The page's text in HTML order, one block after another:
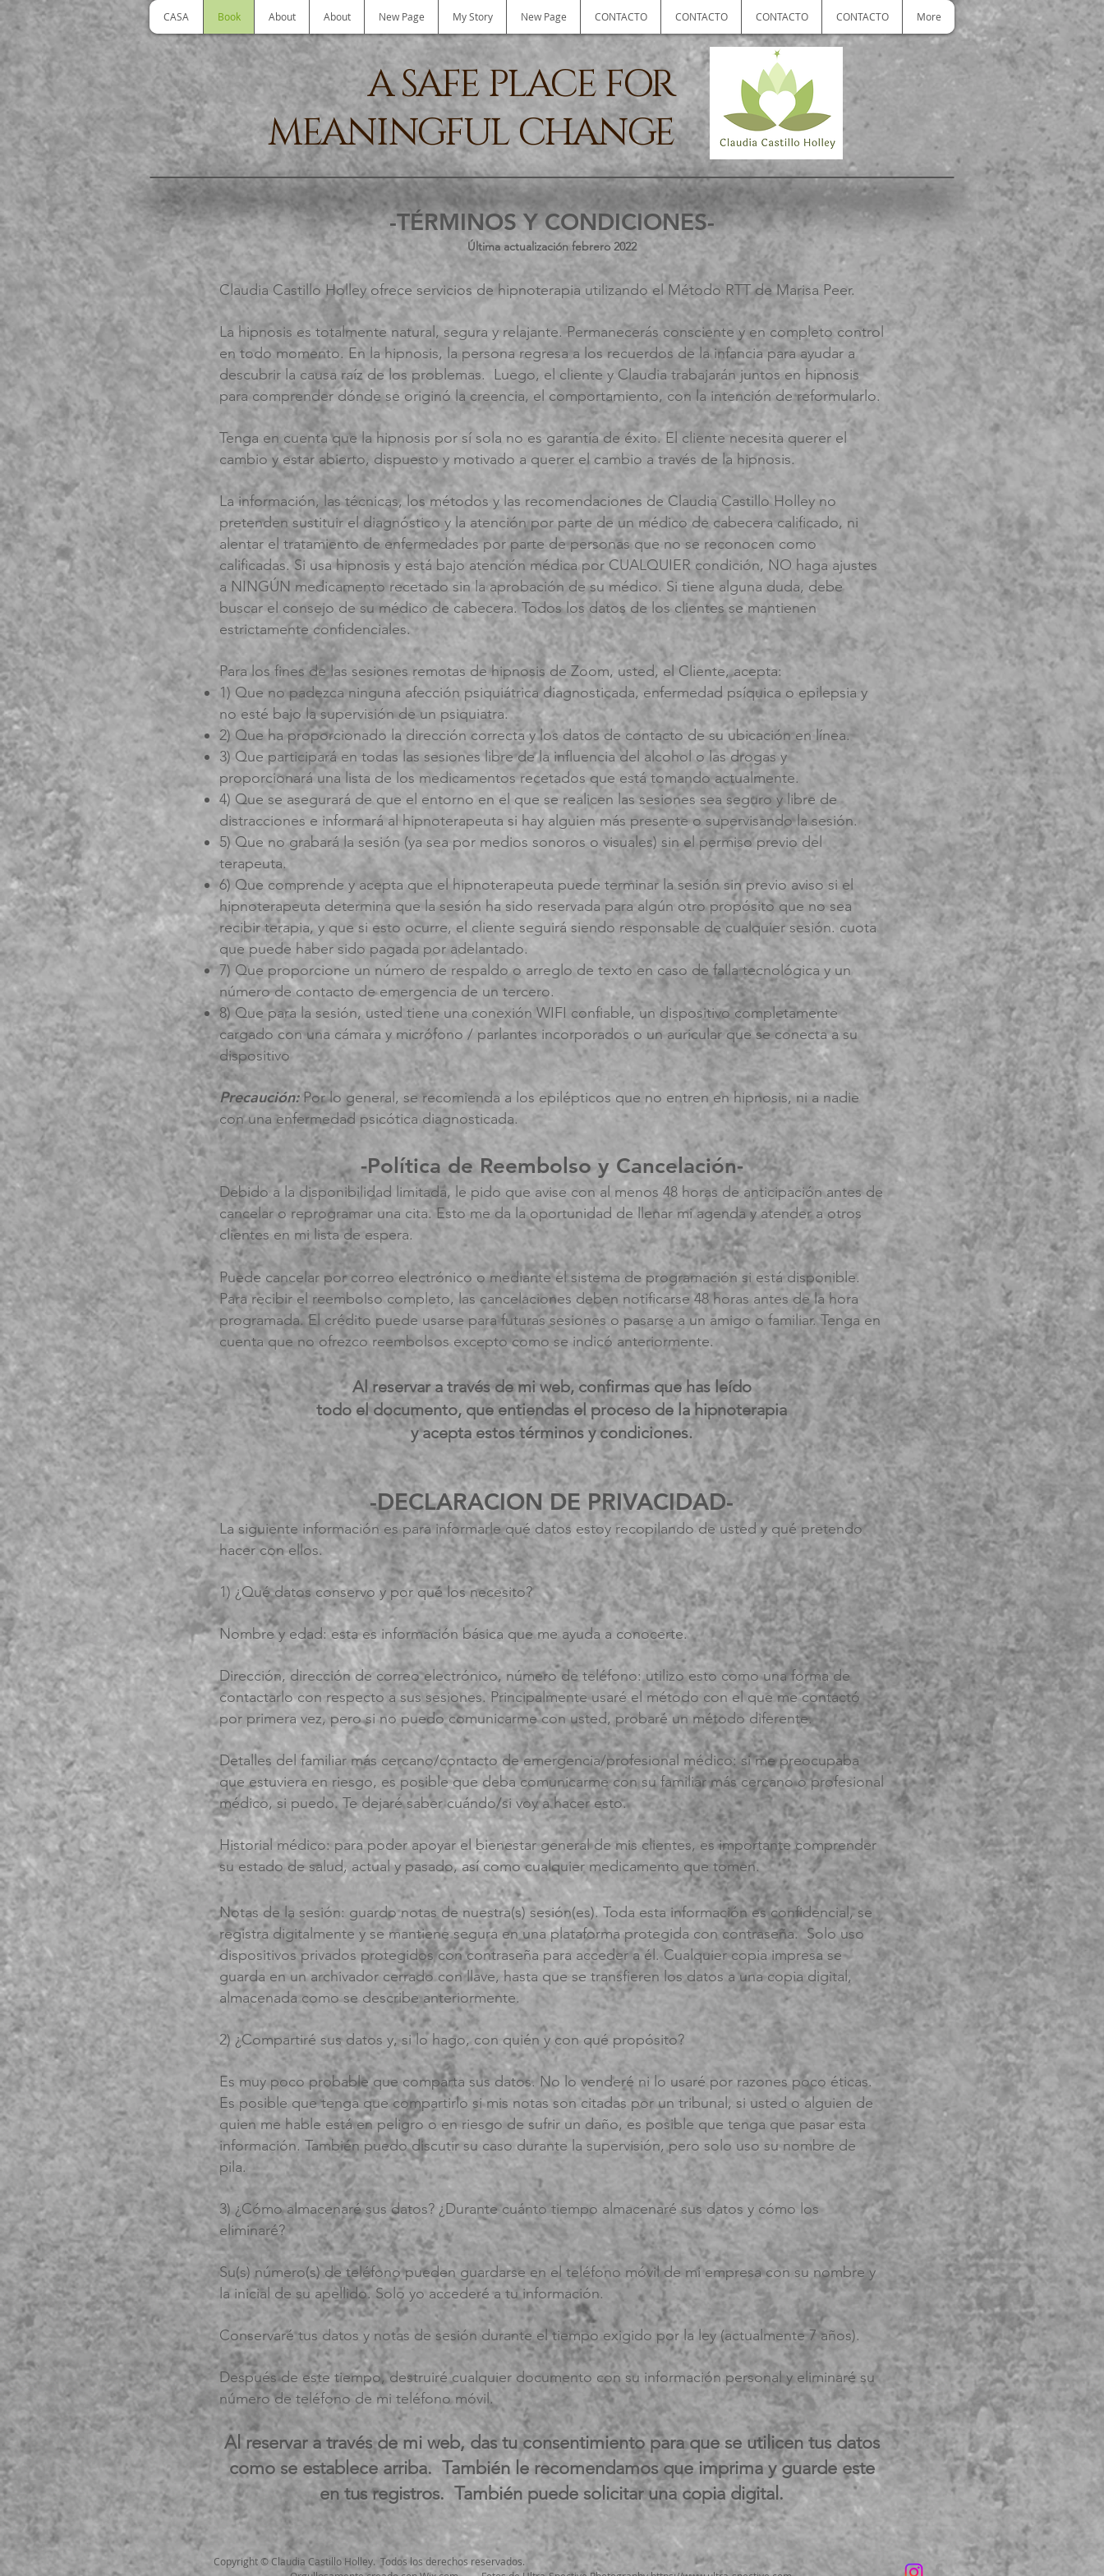
CASA Book About About New Page My Story New Page CONTACTO CONTACTO CONTACTO CONTACTO More
A SAFE PLACE FOR
MEANINGFUL CHANGE
-TÉRMINOS Y CONDICIONES-
Última actualización febrero 2022
Claudia Castillo Holley ofrece servicios de hipnoterapia utilizando el Método RTT de Marisa Peer.
La hipnosis es totalmente natural, segura y relajante. Permanecerás consciente y en completo control
en todo momento. En la hipnosis, la persona regresa a los recuerdos de la infancia para ayudar a
descubrir la causa raíz de los problemas.
Luego, el cliente y Claudia trabajarán juntos en hipnosis
para comprender dónde se originó la creencia, el comportamiento, con la intención de reformularlo.
Tenga en cuenta que la hipnosis por sí sola no es garantía de éxito. El cliente necesita querer el
cambio y estar abierto, dispuesto y motivado a querer el cambio a través de la hipnosis.
La información, las técnicas, los métodos y las recomendaciones de Claudia Castillo Holley no
pretenden sustituir el diagnóstico y la atención por parte de un médico de cabecera calificado, ni
alentar el tratamiento de enfermedades por parte de personas que no se reconocen como
calificadas. Si usa hipnosis y está bajo atención médica por CUALQUIER condición, NO haga ajustes
a NINGÚN medicamento recetado sin la aprobación de su médico. Si tiene alguna duda, debe
buscar el consejo de su médico de cabecera. Todos los datos de los clientes se mantienen
estrictamente confidenciales.
Para los fines de las sesiones remotas de hipnosis de Zoom, usted, el Cliente, acepta:
1) Que no padezca ninguna afección psiquiátrica diagnosticada, enfermedad psíquica o epilepsia y
no esté bajo la supervisión de un psiquiatra.
2) Que ha proporcionado la dirección correcta y los datos de contacto de su ubicación en línea.
3) Que participará en todas las sesiones libre de la influencia del alcohol o las drogas y
proporcionará una lista de los medicamentos recetados que está tomando actualmente.
4) Que se asegurará de que el entorno en el que se realicen las sesiones sea seguro y libre de
distracciones e informará al hipnoterapeuta si hay alguien más presente o supervisando la sesión.
5) Que no grabará la sesión (ya sea por medios sonoros o visuales) sin el permiso previo del
terapeuta.
6) Que comprende y acepta que el hipnoterapeuta puede terminar la sesión sin previo aviso si el
hipnoterapeuta determina que la sesión ha sido reservada para algún otro propósito que no sea
recibir terapia, y que si esto ocurre, el cliente seguirá siendo responsable de cualquier sesión. cuota
que puede haber sido pagada por adelantado.
7) Que proporcione un número de respaldo o arreglo de texto en caso de falla tecnológica y un
número de contacto de emergencia de un tercero.
8) Que para la sesión, usted tiene una conexión WIFI confiable, un dispositivo completamente
cargado con una cámara y micrófono / parlantes incorporados o un auricular que se conecta a su
dispositivo
Precaución: Por lo general, se recomienda a los epilépticos que no entren en hipnosis, ni a nadie
con una enfermedad psicótica diagnosticada.
-Política de Reembolso y Cancelación-
Debido a la disponibilidad limitada, le pido que avise con al menos 48 horas de anticipación antes de
cancelar o reprogramar una cita. Esto me da la oportunidad de llenar mi agenda y atender a otros
clientes en mi lista de espera.
Puede cancelar por correo electrónico o mediante el sistema de programación si está disponible.
Para recibir el reembolso completo, las cancelaciones deben notificarse 48 horas antes de la hora
programada. El crédito puede usarse para futuras sesiones o pasarse a un amigo o familiar. Tenga en
cuenta que no ofrezco reembolsos excepto como se indicó anteriormente.
Al reservar a través de mi web, confirmas que has leído
todo el documento, que entiendas el proceso de la hipnoterapia
y acepta estos términos y condiciones.
-DECLARACION DE PRIVACIDAD-
La siguiente información es para informarle qué datos estoy recopilando de usted y qué pretendo
hacer con ellos.
1) ¿Qué datos conservo y por qué los necesito?
Nombre y edad: esta es información básica que me ayuda a conocerte.
Dirección, dirección de correo electrónico, número de teléfono: utilizo esto como una forma de
contactarlo con respecto a sus sesiones. Principalmente usaré el método con el que me contactó
por primera vez, pero si no puedo comunicarme con usted, probaré un método diferente.
Detalles del familiar más cercano/contacto de emergencia/profesional médico: si me preocupaba
que estuviera en riesgo, es posible que deba comunicarme con su familiar más cercano o profesional
médico, si puedo. Te dejaré saber cuándo/si voy a hacer esto.
Historial médico: para poder apoyar el bienestar general de mis clientes, es importante comprender
su estado de salud, actual y pasado, así como cualquier medicamento que tomen.
Notas de la sesión: guardo notas de nuestra(s) sesión(es). Toda esta información es confidencial, se
registra digitalmente y se mantiene segura en una plataforma protegida con contraseña. Solo uso
dispositivos privados protegidos con contraseña para acceder a él. Cualquier copia impresa se
guarda en un archivador cerrado con llave, hasta que se transfieren los datos a una copia digital,
almacenada como se describe anteriormente.
2) ¿Compartiré sus datos y, si lo hago, con quién y con qué propósito?
Es muy poco probable que comparta sus datos. No lo venderé ni lo usaré por razones poco éticas.
Es posible que tenga que compartirlo si mis notas son citadas por un tribunal, si usted o alguien de
quien me hable está en peligro o en riesgo de sufrir un daño, es posible que tenga que pasar esta
información. También puedo discutir su caso durante la supervisión, pero solo uso su nombre de
pila.
3) ¿Cómo almacenaré sus datos? ¿Durante cuánto tiempo almacenaré sus datos y cómo los
eliminaré?
Su(s) número(s) de teléfono pueden guardarse en el teléfono móvil de mi empresa con su nombre y
la inicial de su apellido. Solo yo accederé a tu información.
Conservaré tus datos y notas de sesión durante el tiempo exigido por la ley (actualmente 7 años).
Después de este tiempo, destruiré cualquier documento con su información personal y eliminaré su
número de teléfono de mi teléfono móvil.
Al reservar a través de mi web, das tu consentimiento para que se utilicen tus datos
como se establece arriba. También le recomendamos que imprima y guarde este
en tus registros. También puede solicitar una copia digital.
Copyright © Claudia Castillo Holley. Todos los derechos reservados.